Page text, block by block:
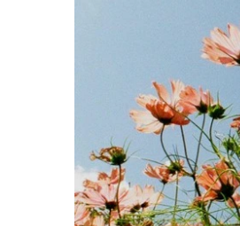
Tâches et check-
Optimisez le suivi de vos
Suivi mutuelle
Suivez les demandes de
soins